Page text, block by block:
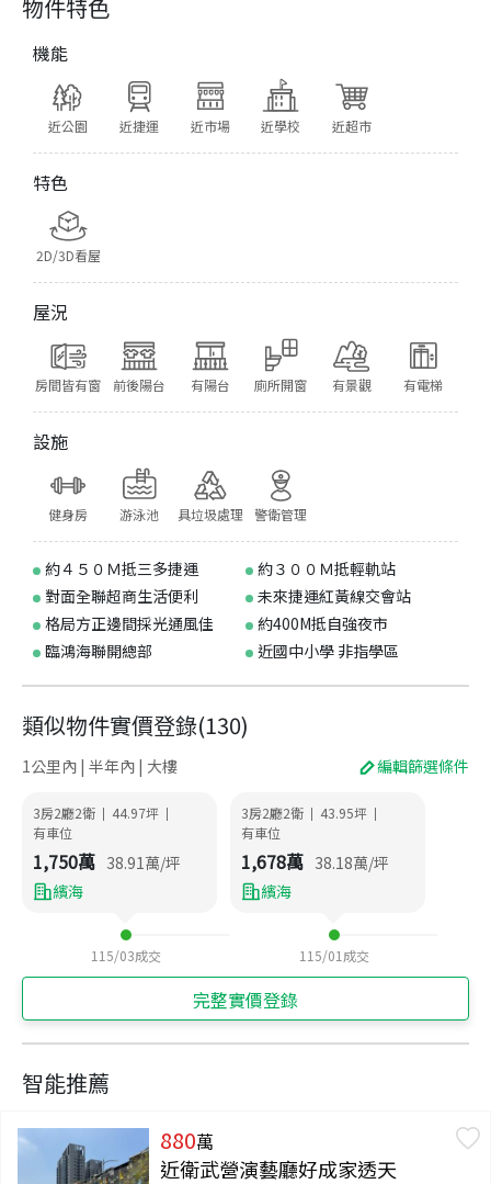
物件特色
機能
近公園 近捷運 近市場 近學校 近超市
特色
2D/3D看屋
屋況
房間皆有窗 前後陽台 有陽台 廁所開窗 有景觀 有電梯
設施
健身房 游泳池 具垃圾處理 警衛管理
約４５０Ｍ抵三多捷運
約３００Ｍ抵輕軌站
對面全聯超商生活便利
未來捷運紅黃線交會站
格局方正邊間採光通風佳
約400M抵自強夜市
臨鴻海聯開總部
近國中小學 非指學區
類似物件實價登錄(130)
1公里內 | 半年內 | 大樓 編輯篩選條件
3房2廳2衛 | 44.97坪 |
有車位
1,750萬 38.91 萬/坪
繽海
115/03成交
3房2廳2衛 | 43.95坪 |
有車位
1,678萬 38.18萬/坪
繽海
115/01 成交
完整實價登錄
智能推薦
880萬
近衛武營演藝廳好成家透天